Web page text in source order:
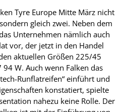
Tyre Europe Mitte März nicht
gleich zwei. Neben dem
Unternehmen nämlich auch
vor, der jetzt in den Handel
aktuellen Größen 225/45
W. Auch wenn Falken das
Runflatreifen“ einführt und
konstatiert, spielte
nahezu keine Rolle. Der